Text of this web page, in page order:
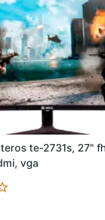
te-2731s, 27"
vga